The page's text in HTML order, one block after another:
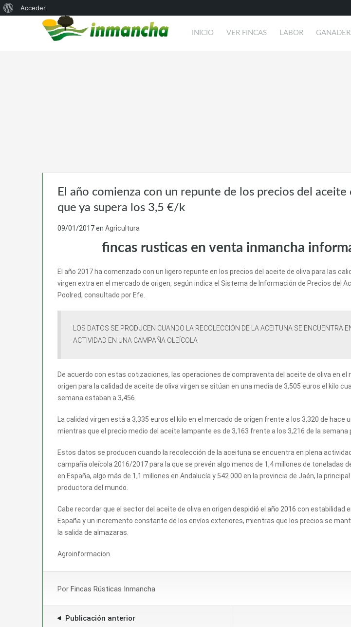
Acerca
Acceder
INICIO VER FINCAS LABOR
El año comienza con un repunte de los precios del aceite
que ya supera los 3,5 €/k
09/01/2017en Agricultura
fincas rusticas en venta inmancha
El año 2017 ha comenzado con un ligero repunte en los precios del aceite de oliva para las
virgen extra en el mercado de origen, según indica el Sistema de Información de Precios del
Poolred, consultado por Efe.
LOS DATOS SE PRODUCEN CUANDO LA RECOLECCIÓN DE LA ACEITUNA SE ENCUENTRA
ACTIVIDAD EN UNA CAMPAÑA OLEÍCOLA
De acuerdo con estas cotizaciones, las operaciones de compraventa del aceite de oliva en el
origen para la calidad de aceite de oliva virgen se sitúan en una media de 3,505 euros el kilo
semana estaban a 3,456.
La calidad virgen está a 3,335 euros el kilo en el mercado de origen frente a los 3,320 de hace
mientras que el precio medio del aceite lampante es de 3,163 frente a los 3,216 de la semana
Estos datos se producen cuando la recolección de la aceituna se encuentra en plena
campaña oleícola 2016/2017 para la que se prevén algo menos de 1,4 millones de toneladas
en España, algo más de 1,1 millones en Andalucía y 542.000 en la provincia de Jaén, la
productora del mundo.
Cabe recordar que el sector del aceite de oliva en origen despidió el año 2016 con estabilidad
España y un incremento constante de los envíos exteriores, mientras que los precios se
la salida de almazaras.
Agroinformacion.
Por Fincas Rústicas Inmancha
Publicación anterior